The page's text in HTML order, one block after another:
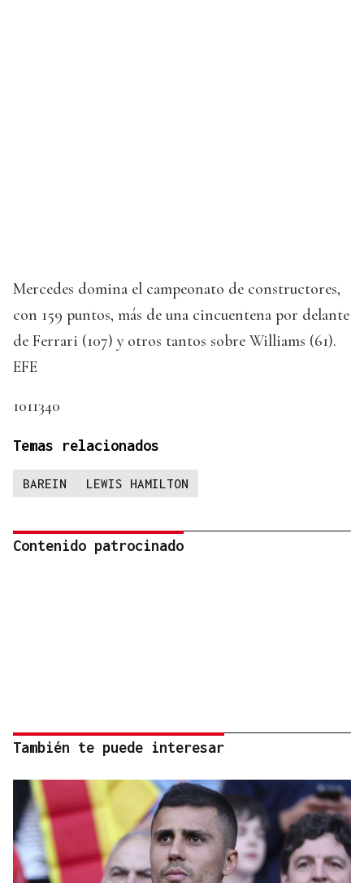
Mercedes domina el campeonato de constructores,
con 159 puntos, más de una cincuentena por delante
de Ferrari (107) y otros tantos sobre Williams (61).
EFE
1011340
Temas relacionados
BAREIN LEWIS HAMILTON
Contenido patrocinado
También te puede interesar